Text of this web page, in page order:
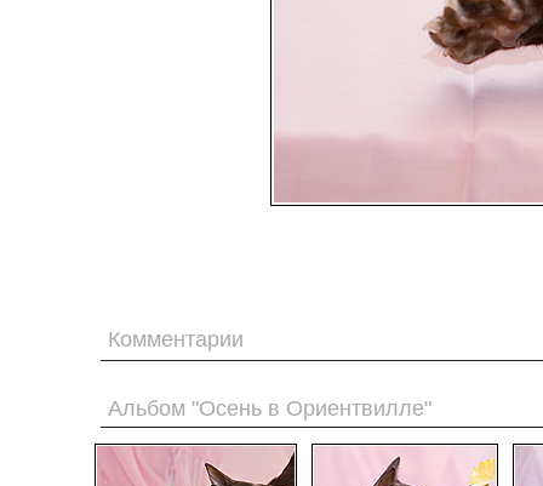
Комментарии
Альбом "Осень в Ориентвилле"